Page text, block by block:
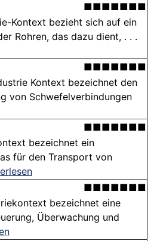
■■■■■■■
Kontext bezieht sich auf ein
Rohren, das dazu dient, . . .
■■■■■■■
Kontext bezeichnet den
von Schwefelverbindungen
■■■■■■■
bezeichnet ein
für den Transport von
■■■■■■■
bezeichnet eine
Überwachung und